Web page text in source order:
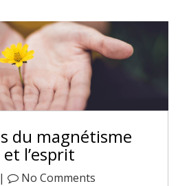
du magnétisme
l’esprit
No Comments